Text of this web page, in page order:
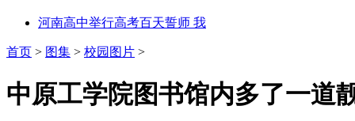
河南高中举行高考百天誓师 我
首页 > 图集 > 校园图片 >
中原工学院图书馆内多了一道